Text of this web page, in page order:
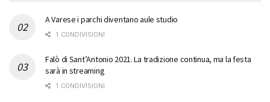
A Varese i parchi diventano aule studio
1 CONDIVISIONI
Falò di Sant’Antonio 2021. La tradizione continua, ma la festa
sarà in streaming
1 CONDIVISIONI